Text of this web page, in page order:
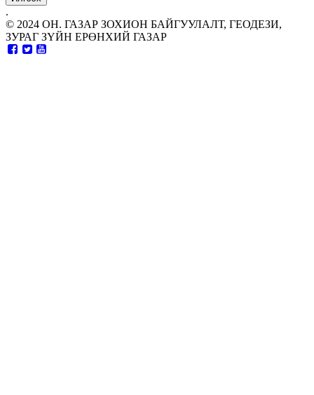
.
© 2024 ОН. ГАЗАР ЗОХИОН БАЙГУУЛАЛТ, ГЕОДЕЗИ,
ЗУРАГ ЗҮЙН ЕРӨНХИЙ ГАЗАР